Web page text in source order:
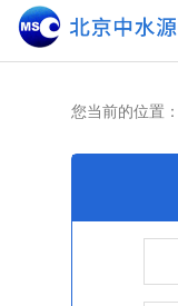
您当前的位置：